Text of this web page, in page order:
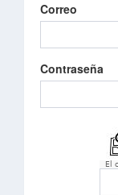
Correo
Contraseña
El